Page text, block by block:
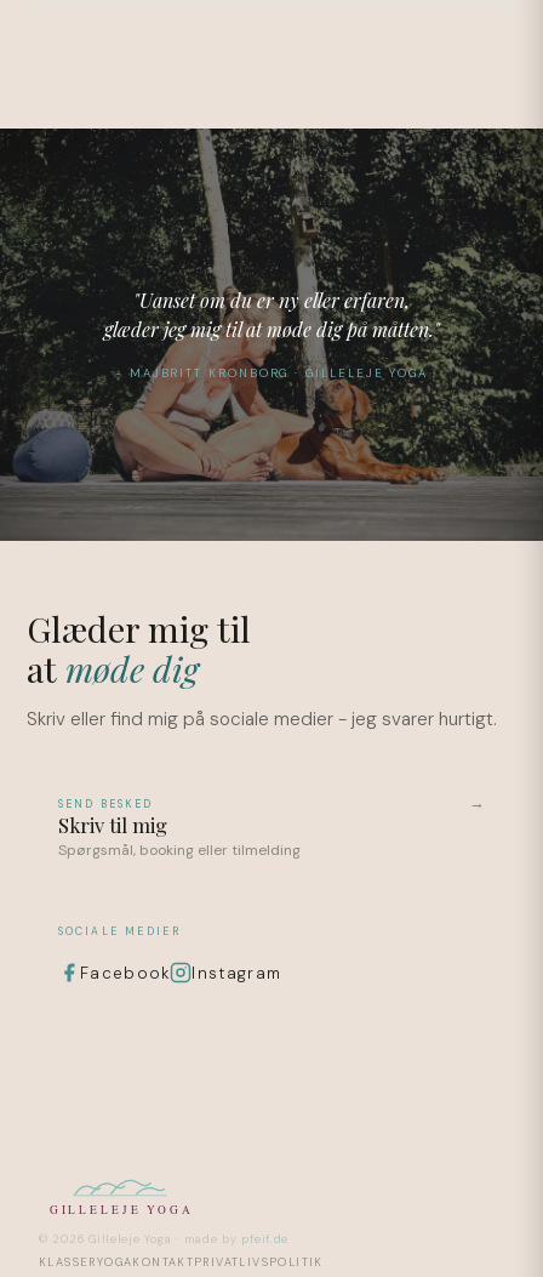
"Uanset om du er ny eller erfaren,
glæder jeg mig til at møde dig på måtten."
- MAJBRITT KRONBORG · GILLELEJE YOGA
Glæder mig til
at møde dig
Skriv eller find mig på sociale medier - jeg svarer hurtigt.
SEND BESKED
Skriv til mig
Spørgsmål, booking eller tilmelding
→
SOCIALE MEDIER
Facebook Instagram
GILLELEJE YOGA
© 2026 Gilleleje Yoga · made by pfeif.de
KLASSERYOGAKONTAKTPRIVATLIVSPOLITIK